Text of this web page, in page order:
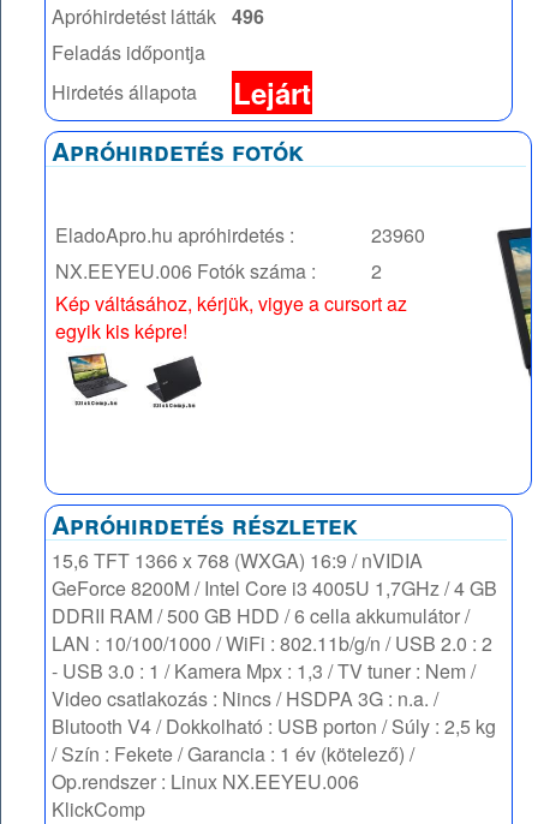
Apróhirdetést látták 496
Feladás időpontja
Hirdetés állapota
Lejárt
Apróhirdetés fotók
EladoApro.hu apróhirdetés :
23960
NX.EEYEU.006 Fotók száma :
2
Kép váltásához, kérjük, vigye a cursort az
egyik kis képre!
Apróhirdetés részletek
15,6 TFT 1366 x 768 (WXGA) 16:9 / nVIDIA
GeForce 8200M / Intel Core i3 4005U 1,7GHz / 4 GB
DDRII RAM / 500 GB HDD / 6 cella akkumulátor /
LAN : 10/100/1000 / WiFi : 802.11b/g/n / USB 2.0 : 2
- USB 3.0 : 1 / Kamera Mpx : 1,3 / TV tuner : Nem /
Video csatlakozás : Nincs / HSDPA 3G : n.a. /
Blutooth V4 / Dokkolható : USB porton / Súly : 2,5 kg
/ Szín : Fekete / Garancia : 1 év (kötelező) /
Op.rendszer : Linux NX.EEYEU.006
KlickComp